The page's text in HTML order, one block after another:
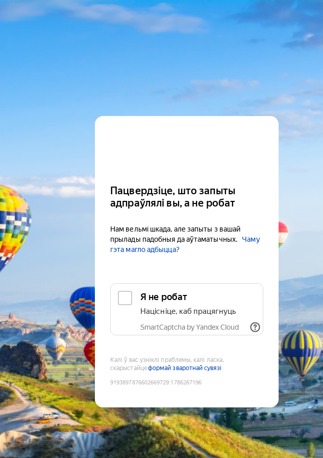
Пацвердзіце, што запыты
адпраўлялі вы, а не робат
Нам вельмі шкада, але запыты з вашай
прылады падобныя да аўтаматычных.
Чаму
гэта магло адбыцца?
Я не робат
Націсніце, каб працягнуць
SmartCaptcha by Yandex Cloud
Калі ў вас узніклі праблемы, калі ласка,
скарыстайцеформай зваротнай сувязі
9193897876602669729:1786267196